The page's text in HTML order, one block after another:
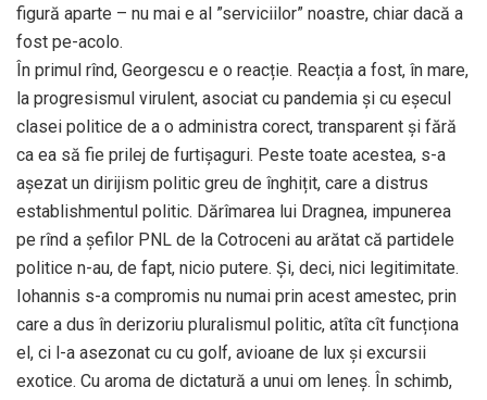
figură aparte – nu mai e al ”serviciilor” noastre, chiar dacă a
fost pe-acolo.
În primul rînd, Georgescu e o reacție. Reacția a fost, în mare,
la progresismul virulent, asociat cu pandemia și cu eșecul
clasei politice de a o administra corect, transparent și fără
ca ea să fie prilej de furtișaguri. Peste toate acestea, s-a
așezat un dirijism politic greu de înghițit, care a distrus
establishmentul politic. Dărîmarea lui Dragnea, impunerea
pe rînd a șefilor PNL de la Cotroceni au arătat că partidele
politice n-au, de fapt, nicio putere. Și, deci, nici legitimitate.
Iohannis s-a compromis nu numai prin acest amestec, prin
care a dus în derizoriu pluralismul politic, atîta cît funcționa
el, ci l-a asezonat cu cu golf, avioane de lux și excursii
exotice. Cu aroma de dictatură a unui om leneș. În schimb,